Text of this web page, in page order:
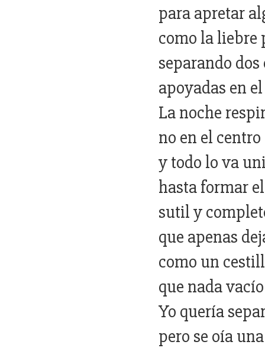
para apretar
como la liebre
separando
apoyadas en
La noche
no en el
y todo lo va
hasta formar
sutil y
que apenas
como un
que nada
Yo quería
pero se oía